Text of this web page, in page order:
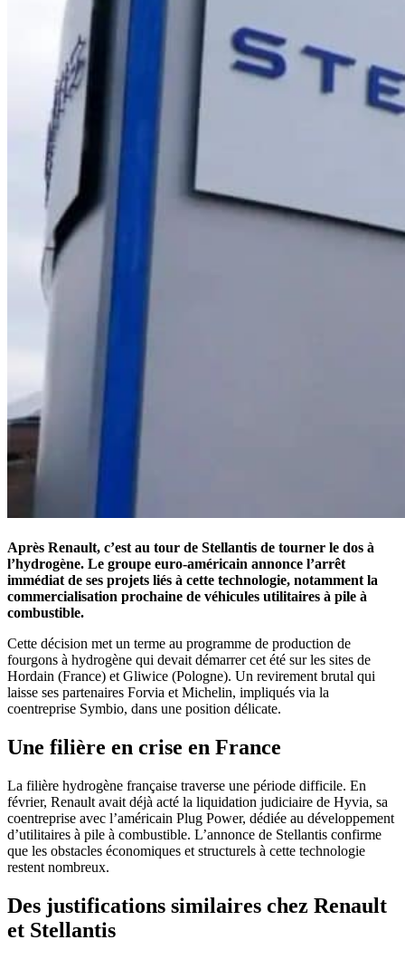
Après Renault, c’est au tour de Stellantis de tourner le dos à
l’hydrogène. Le groupe euro-américain annonce l’arrêt
immédiat de ses projets liés à cette technologie, notamment la
commercialisation prochaine de véhicules utilitaires à pile à
combustible.
Cette décision met un terme au programme de production de
fourgons à hydrogène qui devait démarrer cet été sur les sites de
Hordain (France) et Gliwice (Pologne). Un revirement brutal qui
laisse ses partenaires Forvia et Michelin, impliqués via la
coentreprise Symbio, dans une position délicate.
Une filière en crise en France
La filière hydrogène française traverse une période difficile. En
février, Renault avait déjà acté la liquidation judiciaire de Hyvia, sa
coentreprise avec l’américain Plug Power, dédiée au développement
d’utilitaires à pile à combustible. L’annonce de Stellantis confirme
que les obstacles économiques et structurels à cette technologie
restent nombreux.
Des justifications similaires chez Renault
et Stellantis